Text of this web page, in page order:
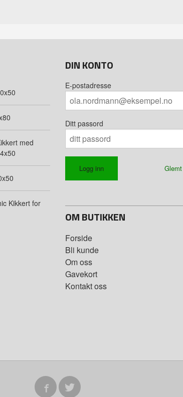
med
Kikkert for
DIN KONTO
E-postadresse
Ditt passord
OM BUTIKKEN
Forside
Bli kunde
Om oss
Gavekort
Kontakt oss